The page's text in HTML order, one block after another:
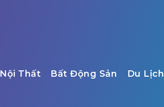
Nội Thất Bất Động Sản Du Lịch